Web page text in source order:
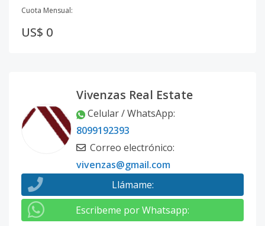
Cuota Mensual:
US$ 0
Vivenzas Real Estate
Celular / WhatsApp:
8099192393
Correo electrónico:
vivenzas@gmail.com
Llámame:
Escribeme por Whatsapp: